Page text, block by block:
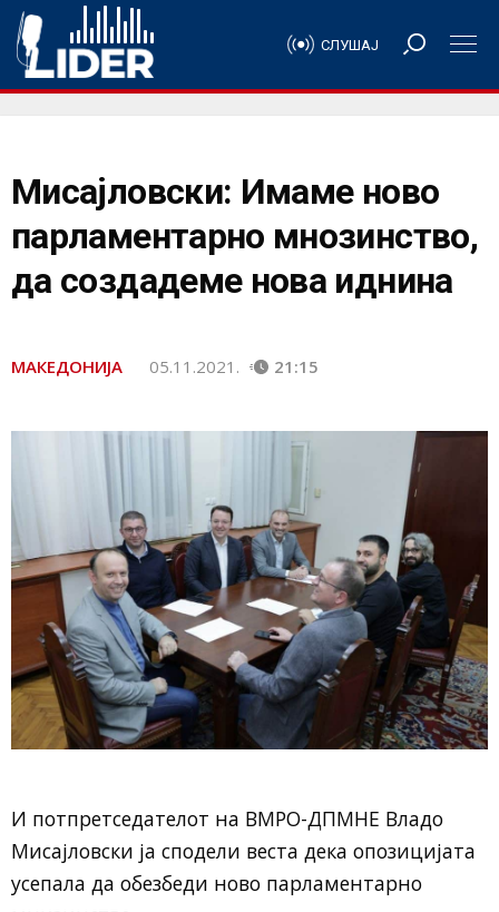
СЛУШАЈ
Мисајловски: Имаме ново
парламентарно мнозинство,
да создадеме нова иднина
МАКЕДОНИЈА 05.11.2021. 21:15
И потпретседателот на ВМРО-ДПМНЕ Владо
Мисајловски ја сподели веста дека опозицијата
усепала да обезбеди ново парламентарно